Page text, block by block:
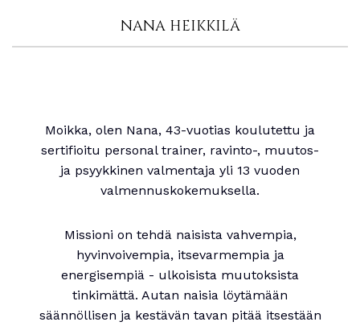
NANA HEIKKILÄ
Moikka, olen Nana, 43-vuotias koulutettu ja
sertifioitu personal trainer, ravinto-, muutos-
ja psyykkinen valmentaja yli 13 vuoden
valmennuskokemuksella.
Missioni on tehdä naisista vahvempia,
hyvinvoivempia, itsevarmempia ja
energisempiä - ulkoisista muutoksista
tinkimättä. Autan naisia löytämään
säännöllisen ja kestävän tavan pitää itsestään